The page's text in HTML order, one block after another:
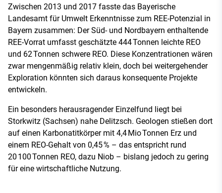
Zwischen 2013 und 2017 fasste das Bayerische
Landesamt für Umwelt Erkenntnisse zum REE-Potenzial in
Bayern zusammen: Der Süd- und Nordbayern enthaltende
REE-Vorrat umfasst geschätzte 444 Tonnen leichte REO
und 62 Tonnen schwere REO. Diese Konzentrationen wären
zwar mengenmäßig relativ klein, doch bei weitergehender
Exploration könnten sich daraus konsequente Projekte
entwickeln.
Ein besonders herausragender Einzelfund liegt bei
Storkwitz (Sachsen) nahe Delitzsch. Geologen stießen dort
auf einen Karbonatitkörper mit 4,4 Mio Tonnen Erz und
einem REO-Gehalt von 0,45 % – das entspricht rund
20 100 Tonnen REO, dazu Niob – bislang jedoch zu gering
für eine wirtschaftliche Nutzung.